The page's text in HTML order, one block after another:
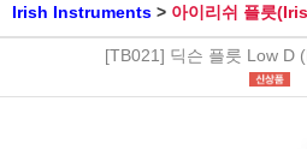
Irish Instruments > 아이리쉬 플릇
[TB021] 딕슨 플릇 Low D